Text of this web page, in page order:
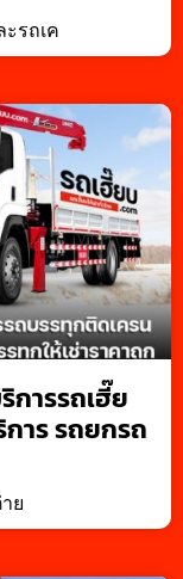
รถเค
การรถเฮี๊ย
การ รถยกรถ
ย